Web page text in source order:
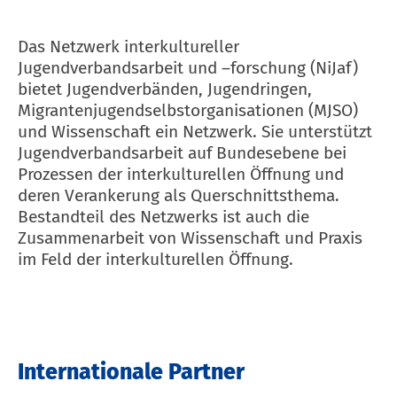
Das Netzwerk interkultureller
Jugendverbandsarbeit und –forschung (NiJaf)
bietet Jugendverbänden, Jugendringen,
Migrantenjugendselbstorganisationen (MJSO)
und Wissenschaft ein Netzwerk. Sie unterstützt
Jugendverbandsarbeit auf Bundesebene bei
Prozessen der interkulturellen Öffnung und
deren Verankerung als Querschnittsthema.
Bestandteil des Netzwerks ist auch die
Zusammenarbeit von Wissenschaft und Praxis
im Feld der interkulturellen Öffnung.
Internationale Partner